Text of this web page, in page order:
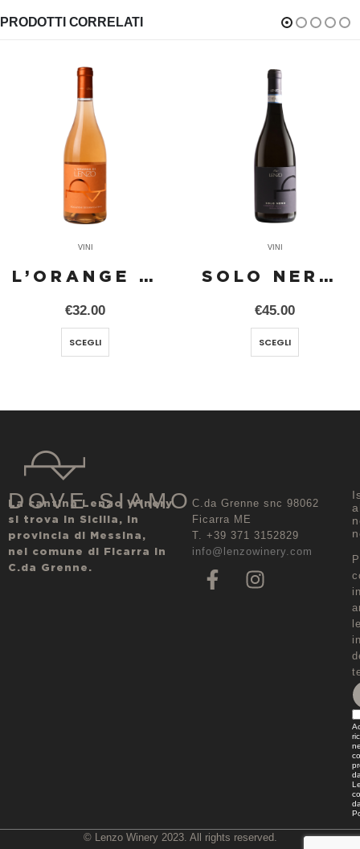
PRODOTTI CORRELATI
VINI
L’ORANGE DI LENZO
€32.00
SCEGLI
VINI
SOLO NERO CABERNET SAUVIGNON
€45.00
SCEGLI
DOVE SIAMO
La cantina Lenzo Winery
si trova in Sicilia, in
provincia di Messina,
nel comune di Ficarra in
C.da Grenne.
C.da Grenne snc 98062
Ficarra ME
T. +39 371 3152829
info@lenzowinery.com
© Lenzo Winery 2023. All rights reserved.